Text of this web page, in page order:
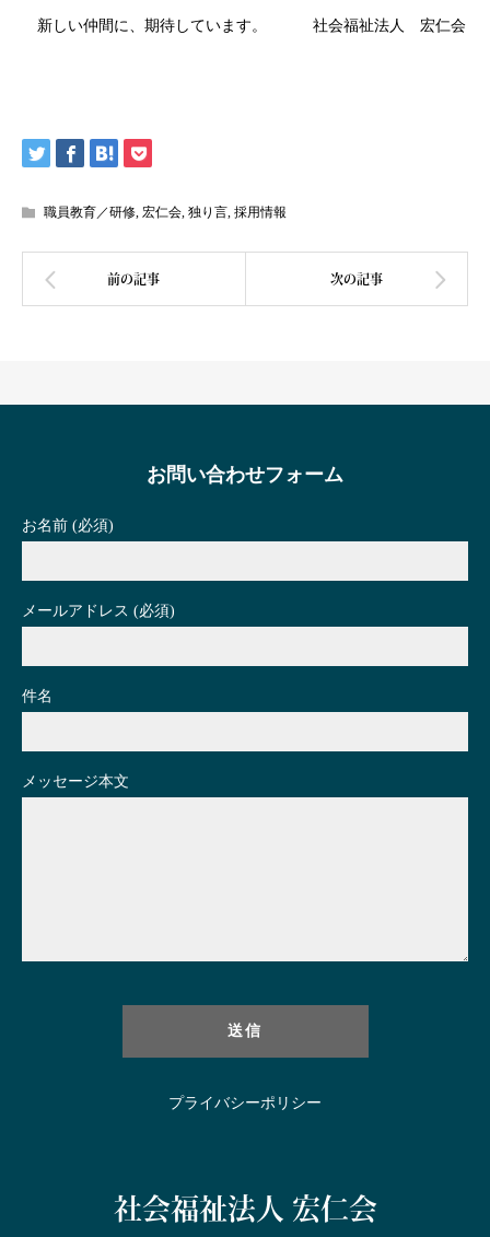
新しい仲間に、期待しています。 社会福祉法人 宏仁会
職員教育／研修 宏仁会 独り言 採用情報
お問い合わせフォーム
お名前 (必須)
メールアドレス (必須)
件名
メッセージ本文
プライバシーポリシー
社会福祉法人 宏仁会